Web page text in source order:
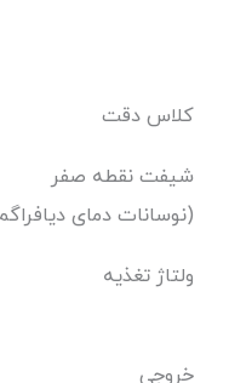
کلاس دقت
شیفت نقطه صفر
(نوسانات دمای
ولتاژ تغذیه
خروجی